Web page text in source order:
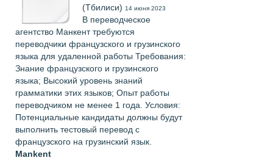
(Тбилиси) 14 июня 2023
В переводческое
агентство Манкент требуются
переводчики французского и грузинского
языка для удаленной работы Требования:
Знание французского и грузинского
языка; Высокий уровень знаний
грамматики этих языков; Опыт работы
переводчиком не менее 1 года. Условия:
Потенциальные кандидаты должны будут
выполнить тестовый перевод с
французского на грузинский язык.
Mankent